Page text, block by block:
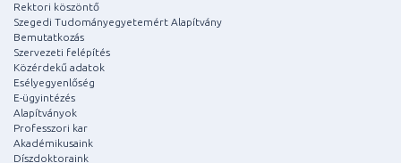
Rektori köszöntő
Szegedi Tudományegyetemért Alapítvány
Bemutatkozás
Szervezeti felépítés
Közérdekű adatok
Esélyegyenlőség
E-ügyintézés
Alapítványok
Professzori kar
Akadémikusaink
Díszdoktoraink